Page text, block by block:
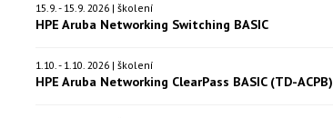
15.9. - 15.9. 2026 | školení
HPE Aruba Networking Switching BASIC
1.10. - 1.10. 2026 | školení
HPE Aruba Networking ClearPass BASIC (TD-ACPB)